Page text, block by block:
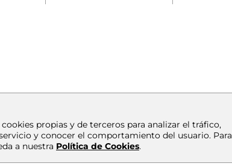
propias y de terceros para analizar el tráfico,
y conocer el comportamiento del usuario. Para
a nuestra Política de Cookies.